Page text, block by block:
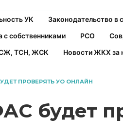
УК
Законодательство
с собственниками РСО
ТСН, ЖСК
Новости ЖКХ за
ПРОВЕРЯТЬ УО ОНЛАЙН
будет